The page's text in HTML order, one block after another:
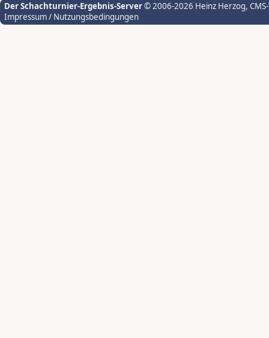
Der Schachturnier-Ergebnis-Server© 2006-2026 Heinz Herzog,
Impressum / Nutzungsbedingungen